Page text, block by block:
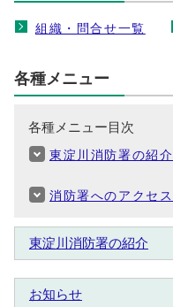
組織・問合せ一覧
各種メニュー
各種メニュー目次
東淀川消防署の紹介
消防署へのアクセス
東淀川消防署の紹介
お知らせ